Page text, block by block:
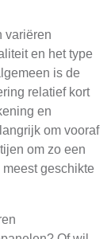
variëren
en het type
is de
relatief kort
en
om vooraf
om zo een
geschikte